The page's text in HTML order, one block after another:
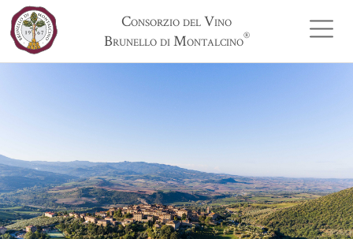
Consorzio del Vino
Brunello di Montalcino®